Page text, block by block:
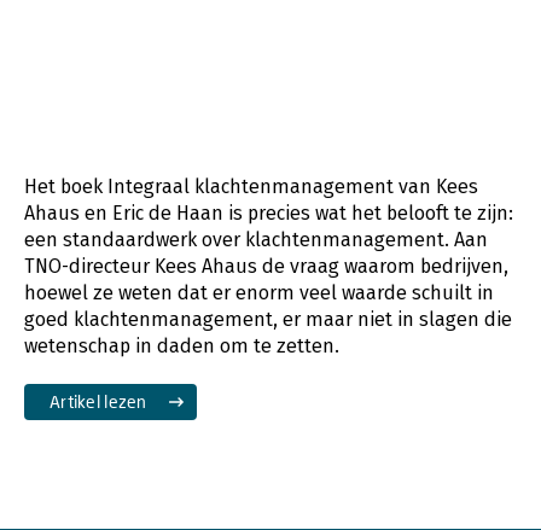
Het boek Integraal klachtenmanagement van Kees
Ahaus en Eric de Haan is precies wat het belooft te zijn:
een standaardwerk over klachtenmanagement. Aan
TNO-directeur Kees Ahaus de vraag waarom bedrijven,
hoewel ze weten dat er enorm veel waarde schuilt in
goed klachtenmanagement, er maar niet in slagen die
wetenschap in daden om te zetten.
Artikel lezen